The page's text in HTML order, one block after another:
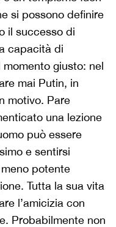
si possono definire
il successo di
capacità di
giusto: nel
mai Putin, in
motivo. Pare
una lezione
può essere
e sentirsi
potente
Tutta la sua vita
l’amicizia con
Probabilmente non